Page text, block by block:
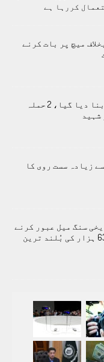
کررہا ہے
میچ پر بات کرنے
خیبر: خودکش حملہ ناکام بنا دیا گیا، 2 حملہ
زیادہ سست روی کا
سنگ میل عبور کرنے
کا سلسلہ جاری، انڈیکس 63 ہزار کی بُلند ترین